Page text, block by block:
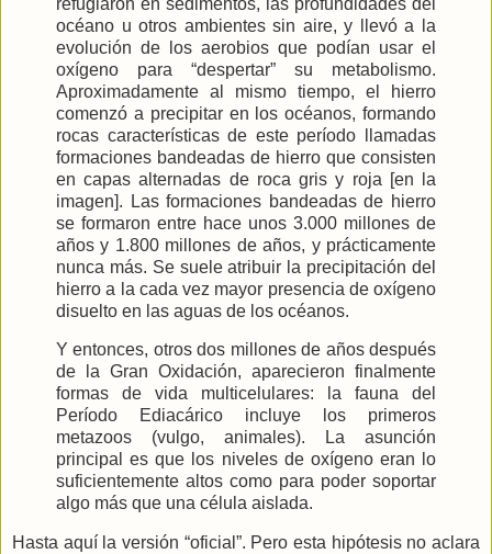
océano u otros ambientes sin aire, y llevó a la
evolución de los aerobios que podían usar el
oxígeno para “despertar” su metabolismo.
Aproximadamente al mismo tiempo, el hierro
comenzó a precipitar en los océanos, formando
rocas características de este período llamadas
formaciones bandeadas de hierro que consisten
en capas alternadas de roca gris y roja [en la
imagen]. Las formaciones bandeadas de hierro
se formaron entre hace unos 3.000 millones de
años y 1.800 millones de años, y prácticamente
nunca más. Se suele atribuir la precipitación del
hierro a la cada vez mayor presencia de oxígeno
disuelto en las aguas de los océanos.
Y entonces, otros dos millones de años después
de
la Gran Oxidación, aparecieron finalmente
formas de vida multicelulares: la fauna del
Período Ediacárico incluye los primeros
metazoos (vulgo, animales).
La asunción
principal es que los niveles de oxígeno eran lo
suficientemente altos como para poder soportar
algo más que una célula aislada.
Hasta aquí la versión “oficial”. Pero esta hipótesis no aclara